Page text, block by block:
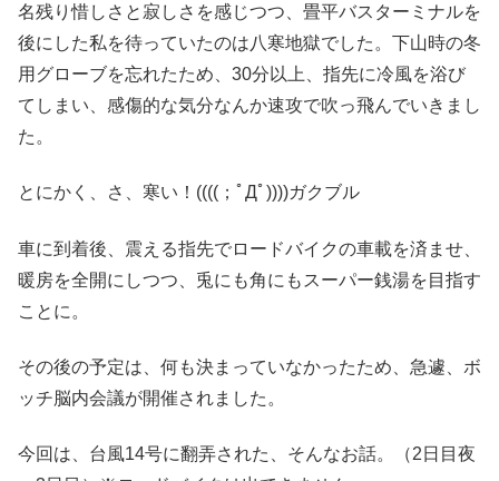
名残り惜しさと寂しさを感じつつ、畳平バスターミナルを
後にした私を待っていたのは八寒地獄でした。下山時の冬
用グローブを忘れたため、30分以上、指先に冷風を浴び
てしまい、感傷的な気分なんか速攻で吹っ飛んでいきまし
た。
とにかく、さ、寒い！((((；ﾟДﾟ))))ガクブル
車に到着後、震える指先でロードバイクの車載を済ませ、
暖房を全開にしつつ、兎にも角にもスーパー銭湯を目指す
ことに。
その後の予定は、何も決まっていなかったため、急遽、ボ
ッチ脳内会議が開催されました。
今回は、台風14号に翻弄された、そんなお話。（2日目夜